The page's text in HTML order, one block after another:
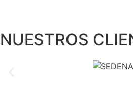
NUESTROS